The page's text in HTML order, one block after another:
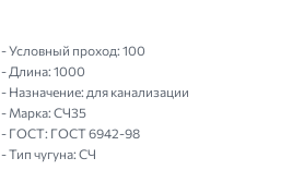
- Условный проход: 100
- Длина: 1000
- Назначение: для канализации
- Марка: СЧ35
- ГОСТ: ГОСТ 6942-98
- Тип чугуна: СЧ